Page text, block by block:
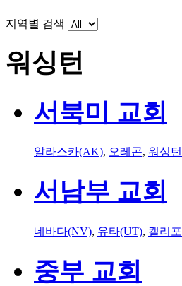
지역별 검색
워싱턴
서북미 교회
알라스카(AK), 오레곤, 워싱
서남부 교회
네바다(NV), 유타(UT), 캘리
중부 교회